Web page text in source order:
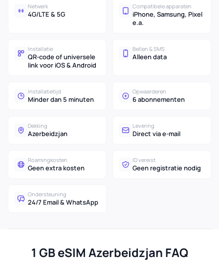
Netwerk
4G/LTE & 5G
Compatibele apparaten
iPhone, Samsung, Pixel
e.a.
Installatie
QR-code of universele
link voor iOS & Android
Bellen & SMS
Alleen data
Installatietijd
Minder dan 5 minuten
Opwaarderen
6 abonnementen
Dekking
Azerbeidzjan
Levering
Direct via e-mail
Roamingkosten
Geen extra kosten
ID vereist
Geen registratie nodig
Ondersteuning
24/7 Email & WhatsApp
1 GB eSIM Azerbeidzjan FAQ